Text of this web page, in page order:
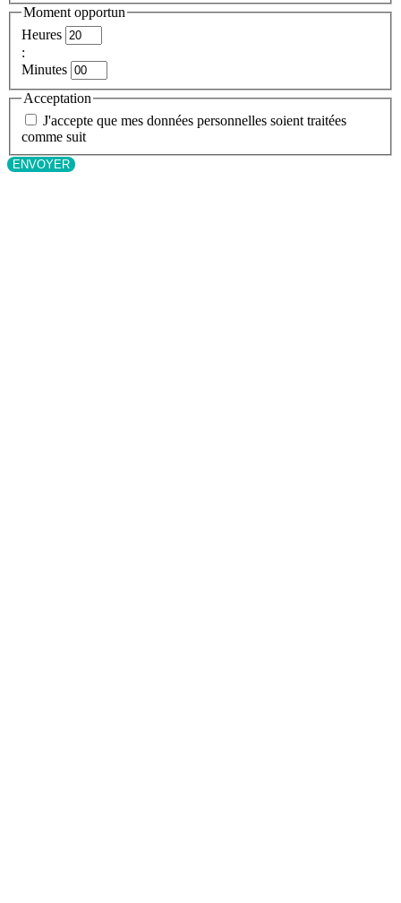
Moment opportun
Heures
:
Minutes
Acceptation
J'accepte que mes données personnelles soient traitées
comme suit